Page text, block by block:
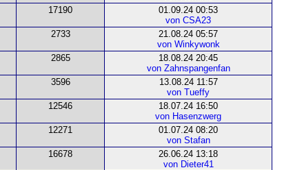
17190
01.09.24 00:53
von CSA23
2733
21.08.24 05:57
von Winkywonk
2865
18.08.24 20:45
von Zahnspangenfan
3596
13.08.24 11:57
von Tueffy
12546
18.07.24 16:50
von Hasenzwerg
12271
01.07.24 08:20
von Stafan
16678
26.06.24 13:18
von Dieter41